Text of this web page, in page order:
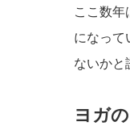
ここ数年
になって
ないかと
ヨガ